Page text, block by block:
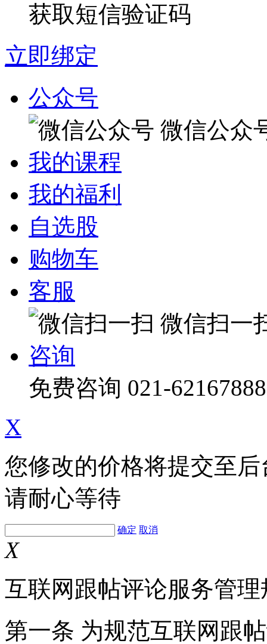
获取短信验证码
立即绑定
公众号
微信公众
我的课程
我的福利
自选股
购物车
客服
微信扫一
咨询
免费咨询 021-62167888
X
您修改的价格将提交至
请耐心等待
确定 取消
X
互联网跟帖评论服务管理
第一条 为规范互联网跟